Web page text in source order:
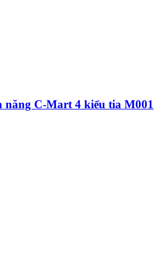
C-Mart 4 kiểu tia M001